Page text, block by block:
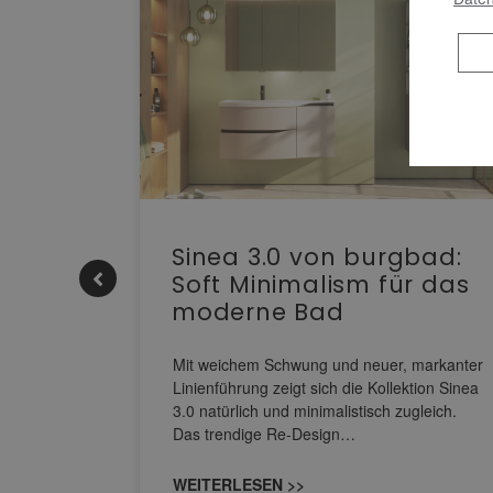
Sinea 3.0 von burgbad:
Soft Minimalism für das
moderne Bad
Mit weichem Schwung und neuer, markanter
Linienführung zeigt sich die Kollektion Sinea
3.0 natürlich und minimalistisch zugleich.
Das trendige Re-Design…
WEITERLESEN >>